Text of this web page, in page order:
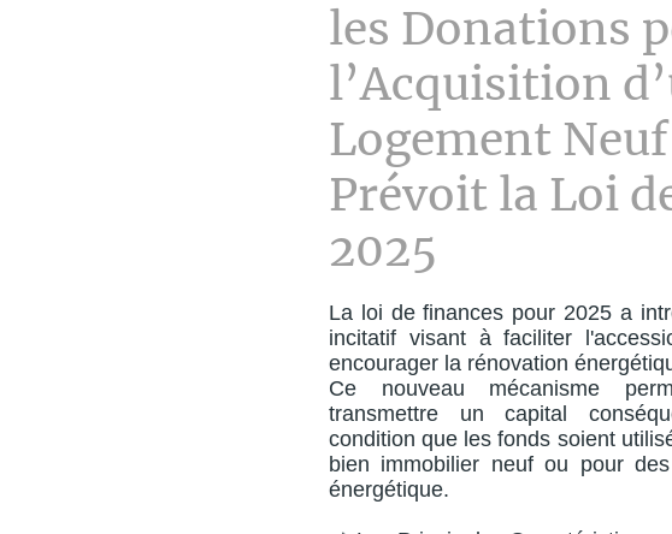
les Donations
l’Acquisition
Logement Neuf
Prévoit la Loi
2025
La loi de finances pour 2025 a
incitatif visant à faciliter
encourager la rénovation
Ce nouveau mécanisme
transmettre un capital
condition que les fonds soient
bien immobilier neuf ou pour
énergétique.